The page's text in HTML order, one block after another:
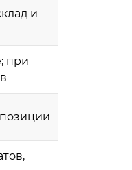
и
при